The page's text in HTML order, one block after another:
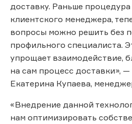
доставку. Раньше процедура
клиентского менеджера,
вопросы можно решить без
профильного специалиста.
упрощает взаимодействие,
на сам процесс доставки»,
Екатерина Купаева,
«Внедрение данной
нам оптимизировать